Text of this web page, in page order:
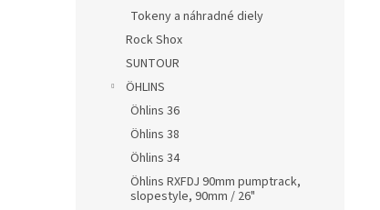
Tokeny a náhradné diely
Rock Shox
SUNTOUR
ÖHLINS
Öhlins 36
Öhlins 38
Öhlins 34
Öhlins RXFDJ 90mm pumptrack,
slopestyle, 90mm / 26"